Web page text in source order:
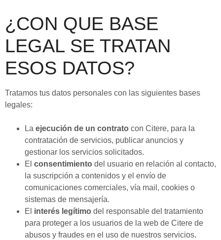
¿CON QUE BASE
LEGAL SE TRATAN
ESOS DATOS?
Tratamos tus datos personales con las siguientes bases
legales:
La ejecución de un contrato con Citere, para la
contratación de servicios, publicar anuncios y
gestionar los servicios solicitados.
El consentimiento del usuario en relación al contacto,
la suscripción a contenidos y el envío de
comunicaciones comerciales, vía mail, cookies o
sistemas de mensajería.
El interés legítimo del responsable del tratamiento
para proteger a los usuarios de la web de Citere de
abusos y fraudes en el uso de nuestros servicios.